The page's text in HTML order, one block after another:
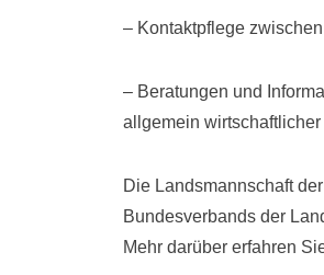
– Kontaktpflege
– Beratungen und
allgemein
Die Landsmannschaft
Bundesverbands der
Mehr darüber erfahren